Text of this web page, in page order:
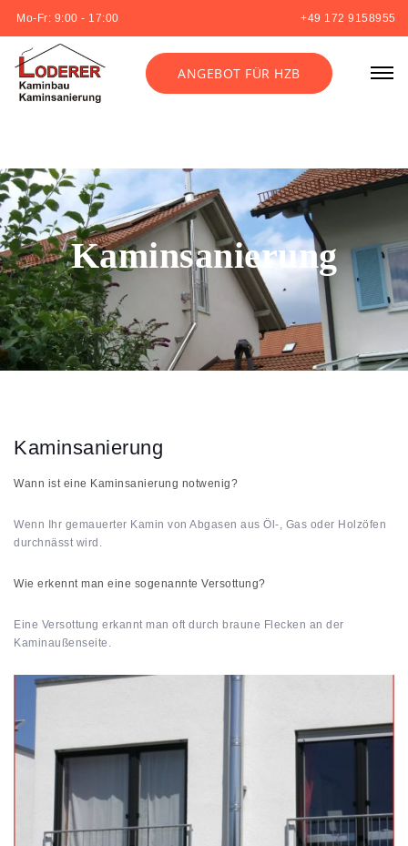
Mo-Fr: 9:00 - 17:00 +49 172 9158955
ANGEBOT FÜR HZB
Kaminsanierung
Kaminsanierung
Wann ist eine Kaminsanierung notwenig?
Wenn Ihr gemauerter Kamin von Abgasen aus Öl-, Gas oder Holzöfen
durchnässt wird.
Wie erkennt man eine sogenannte Versottung?
Eine Versottung erkannt man oft durch braune Flecken an der
Kaminaußenseite.